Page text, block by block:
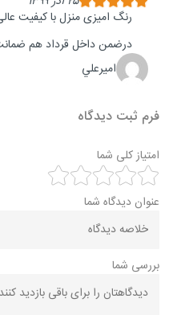
رنگ اميزی منزل با كيفيت
درضمن داخل قرداد هم
اميرعلي
فرم ثبت دیدگاه
امتیاز کلی شما
عنوان دیدگاه شما
بررسی شما